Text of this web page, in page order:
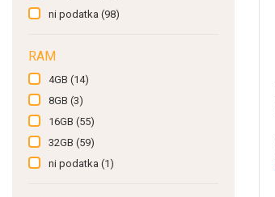
ni podatka (98)
RAM
4GB (14)
8GB (3)
16GB (55)
32GB (59)
ni podatka (1)